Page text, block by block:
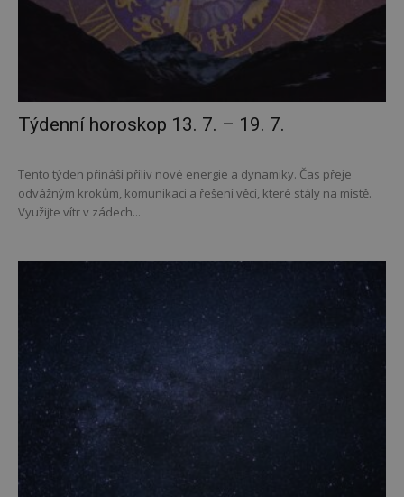
Týdenní horoskop 13. 7. – 19. 7.
Tento týden přináší příliv nové energie a dynamiky. Čas přeje
odvážným krokům, komunikaci a řešení věcí, které stály na místě.
Využijte vítr v zádech...